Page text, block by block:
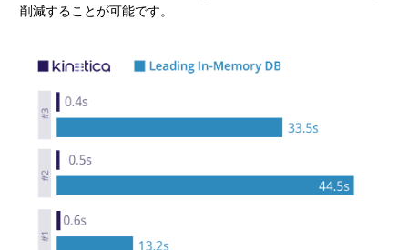
削減することが可能です。